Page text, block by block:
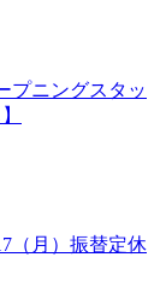
プニングスタッ
（月）振替定休